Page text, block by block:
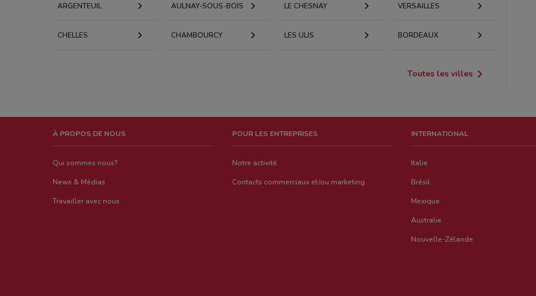
ARGENTEUIL AULNAY-SOUS-BOIS LE CHESNAY VERSAILLES
CHELLES CHAMBOURCY LES ULIS BORDEAUX
Toutes les villes
À PROPOS DE NOUS
Qui sommes nous?
News & Médias
Travailler avec nous
POUR LES ENTREPRISES
Notre activité
Contacts commerciaux et/ou marketing
INTERNATIONAL
Italie
Brésil
Mexique
Australie
Nouvelle-Zélande